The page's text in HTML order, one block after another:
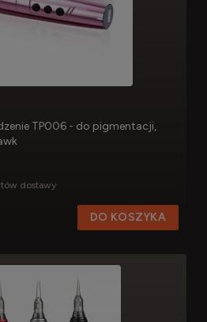
TP006 - do pigmentacji,
dostawy
DO KOSZYKA